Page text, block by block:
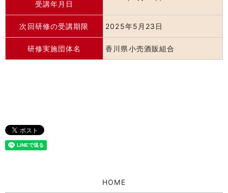
受講年月日
次回研修の受講期限 2025年5月23日
研修実施団体名 香川県小売酒販組合
HOME